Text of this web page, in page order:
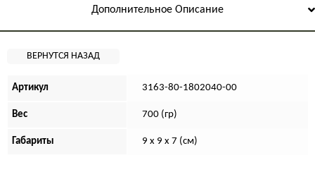
Дополнительное Описание
Артикул 3163-80-1802040-00
Вес 700 (гр)
Габариты 9 x 9 x 7 (см)